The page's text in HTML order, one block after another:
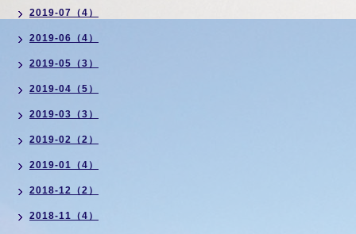
2019-07（4）
2019-06（4）
2019-05（3）
2019-04（5）
2019-03（3）
2019-02（2）
2019-01（4）
2018-12（2）
2018-11（4）